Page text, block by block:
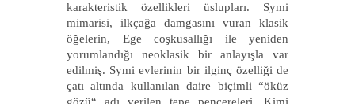
karakteristik özellikleri üslupları. Symi
mimarisi, ilkçağa damgasını vuran klasik
öğelerin, Ege coşkusallığı ile yeniden
yorumlandığı neoklasik bir anlayışla var
edilmiş. Symi evlerinin bir ilginç özelliği de
çatı altında kullanılan daire biçimli “öküz